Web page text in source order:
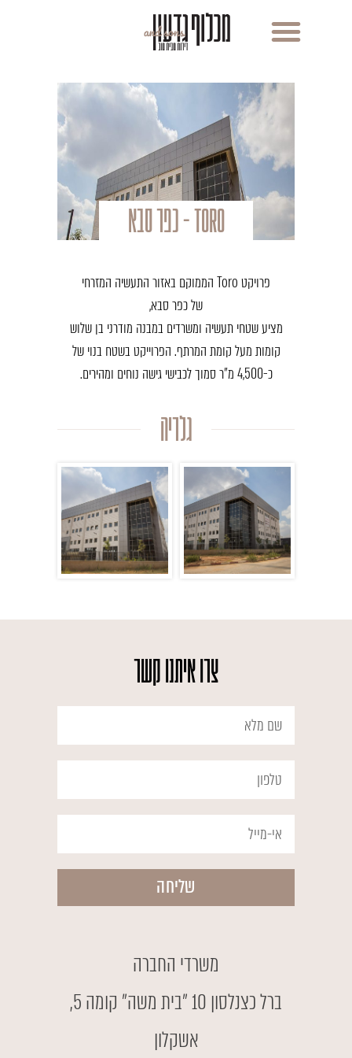
TORO - כפר סבא​
פרויקטToroהממוקם באזור התעשיה המזרחי
של כפר סבא,
מציע שטחי תעשיה ומשרדים במבנה מודרני בן שלוש
קומות מעל קומת המרתף. הפרוייקט בשטח בנוי של
כ-4,500 מ"ר סמוך לכבישי גישה נוחים ומהירים.
גלריה
צרו איתנו קשר
שליחה
משרדי החברה
ברל כצנלסון 10 ״בית משה״ קומה 5,
אשקלון